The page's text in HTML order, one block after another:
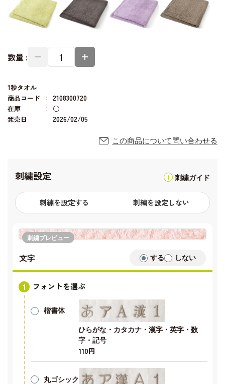
数量 :
1秒タオル
商品コード
2108300720
在庫
○
発売日
2026/02/05
この商品について問い合わせる
刺繍設定 刺繍ガイド
刺繍を設定する 刺繍を設定しない
刺繍プレビュー
文字 する しない
フォントを選ぶ
楷書体
ひらがな・カタカナ・漢字・英字・数
字・記号
110円
丸ゴシック